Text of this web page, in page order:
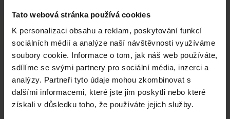
Tato webová stránka používá cookies
K personalizaci obsahu a reklam, poskytování funkcí
sociálních médií a analýze naší návštěvnosti využíváme
soubory cookie. Informace o tom, jak náš web používáte,
sdílíme se svými partnery pro sociální média, inzerci a
analýzy. Partneři tyto údaje mohou zkombinovat s
dalšími informacemi, které jste jim poskytli nebo které
získali v důsledku toho, že používáte jejich služby.
Výsledky těžby
Aktuální výsledek
42 027,57 Kč